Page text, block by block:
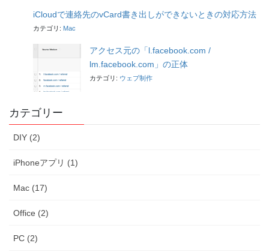
iCloudで連絡先のvCard書き出しができないときの対応方法
カテゴリ: Mac
アクセス元の「l.facebook.com /
lm.facebook.com」の正体
カテゴリ: ウェブ制作
カテゴリー
DIY (2)
iPhoneアプリ (1)
Mac (17)
Office (2)
PC (2)